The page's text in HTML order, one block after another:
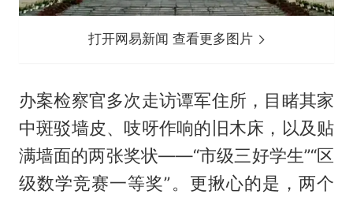
打开网易新闻 查看更多图片
办案检察官多次走访谭军住所，目睹其家
中斑驳墙皮、吱呀作响的旧木床，以及贴
满墙面的两张奖状——“市级三好学生”“区
级数学竞赛一等奖”。更揪心的是，两个